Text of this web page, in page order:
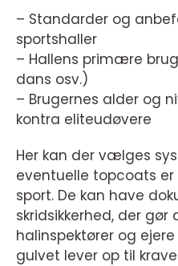
– Standarder og
sportshaller
– Hallens primære
dans osv.)
– Brugernes alder og
kontra eliteudøvere
Her kan der vælges
eventuelle topcoats
sport. De kan have
skridsikkerhed, der
halinspektører og
gulvet lever op til